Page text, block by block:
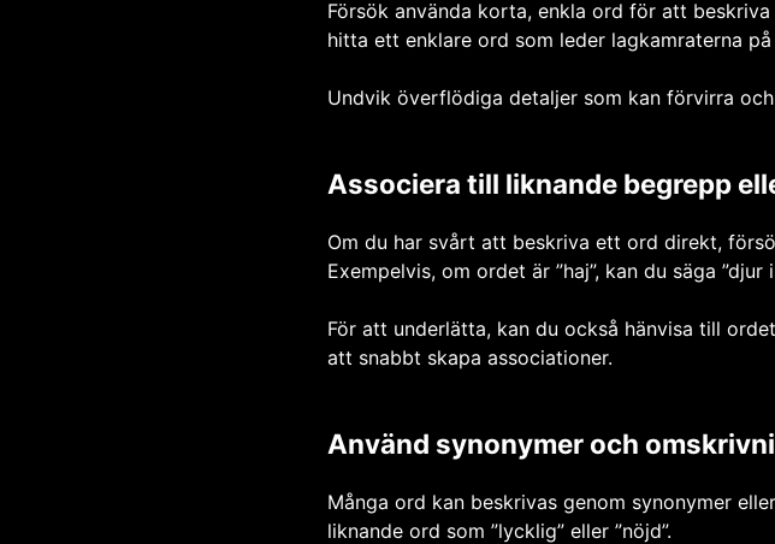
Försök använda korta, enkla ord för att
hitta ett enklare ord som leder lagkamraterna
Undvik överflödiga detaljer som kan förvirra
Associera till liknande begrepp
Om du har svårt att beskriva ett ord direkt,
Exempelvis, om ordet är ”haj”, kan du säga
För att underlätta, kan du också hänvisa till
att snabbt skapa associationer.
Använd synonymer och
Många ord kan beskrivas genom synonymer
liknande ord som ”lycklig” eller ”nöjd”.